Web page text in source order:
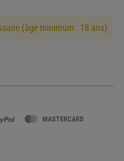
(âge minimum : 18 ans)
MASTERCARD